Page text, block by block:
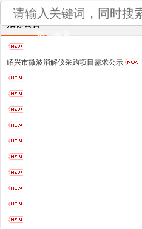
热门搜索：
招标公告
绍兴市微波消解仪采购项目需求公示